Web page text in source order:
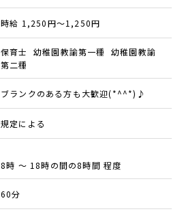
時給 1,250円～1,250円
保育士 幼稚園教諭第一種 幼稚園教諭
第二種
ブランクのある方も大歓迎(*^^*)♪
規定による
8時 ～ 18時の間の8時間 程度
60分